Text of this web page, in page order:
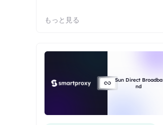
もっと見る
Sun Direct Broadba
nd